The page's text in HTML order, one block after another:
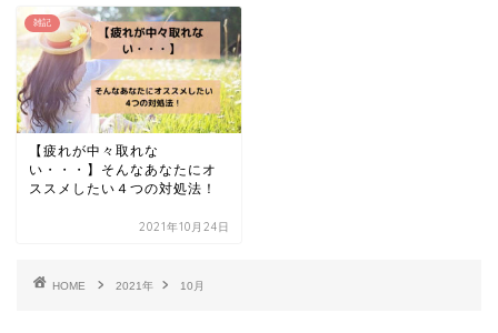
雑記
【疲れが中々取れな
い・・・】そんなあなたにオ
ススメしたい４つの対処法！
2021年10月24日
HOME 2021年 10月